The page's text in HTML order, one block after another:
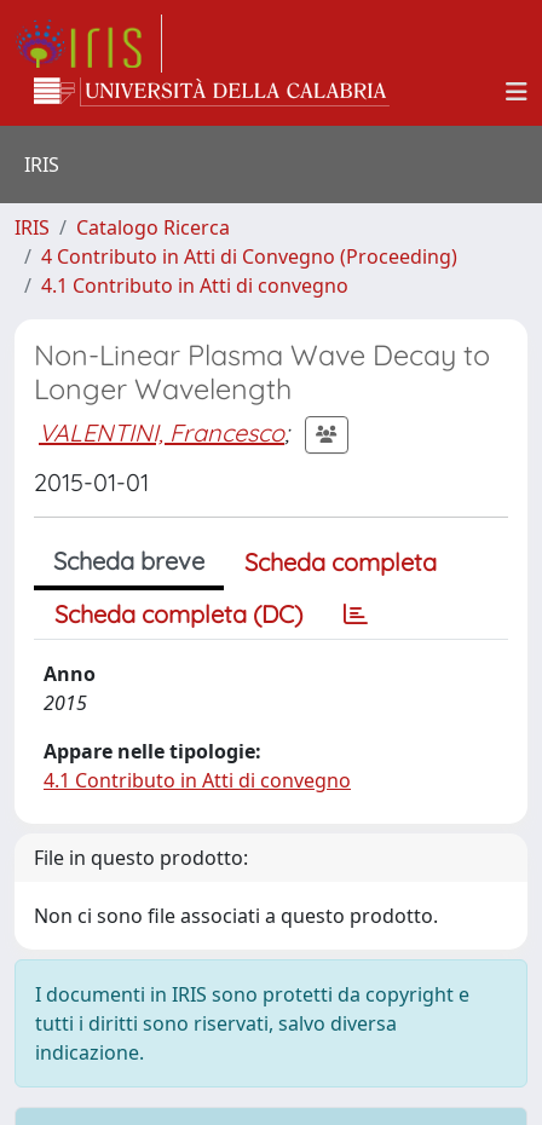
IRIS
IRIS
Catalogo Ricerca
4 Contributo in Atti di Convegno (Proceeding)
4.1 Contributo in Atti di convegno
Non-Linear Plasma Wave Decay to
Longer Wavelength
VALENTINI, Francesco;
2015-01-01
Scheda breve
Scheda completa
Scheda completa (DC)
Anno
2015
Appare nelle tipologie:
4.1 Contributo in Atti di convegno
File in questo prodotto:
Non ci sono file associati a questo prodotto.
I documenti in IRIS sono protetti da copyright e
tutti i diritti sono riservati, salvo diversa
indicazione.